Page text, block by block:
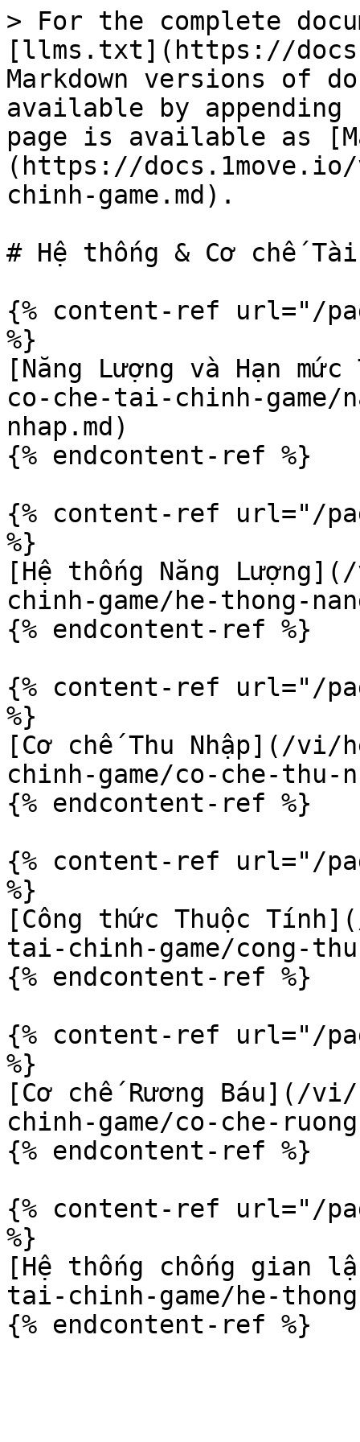
> For the complete
[llms.txt](https://
Markdown versions of
available by
page is available as
(https://
chinh-game.md).
# Hệ thống & Cơ chế Tài
{% content-ref url="/
%}
[Năng Lượng và Hạn
co-che-tai-chinh-game/
nhap.md)
{% endcontent-ref %}
{% content-ref url="/
%}
[Hệ thống Năng
chinh-game/he-thong-
{% endcontent-ref %}
{% content-ref url="/
%}
[Cơ chế Thu Nhập](/vi/
chinh-game/co-che-thu-
{% endcontent-ref %}
{% content-ref url="/
%}
[Công thức Thuộc
tai-chinh-game/cong-
{% endcontent-ref %}
{% content-ref url="/
%}
[Cơ chế Rương Báu](/
chinh-game/co-che-
{% endcontent-ref %}
{% content-ref url="/
%}
[Hệ thống chống gian
tai-chinh-game/he-